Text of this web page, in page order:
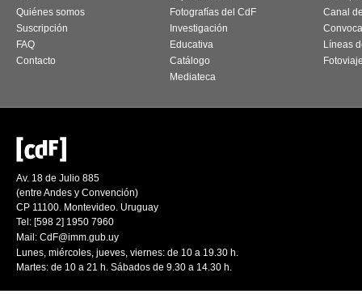
Quiénes somos
Suscripción
FAQ
Contacto
Fotografías del CdF
Investigación
Educativa
Catálogo
Mediateca
Canal
Líneas
Av. 18 de Julio 885
(entre Andes y Convención)
CP 11100. Montevideo. Uruguay
Tel: [598 2] 1950 7960
Mail: CdF@imm.gub.uy
Lunes, miércoles, jueves, viernes: de 10 a 19.30 h.
Martes: de 10 a 21 h. Sábados de 9.30 a 14.30 h.